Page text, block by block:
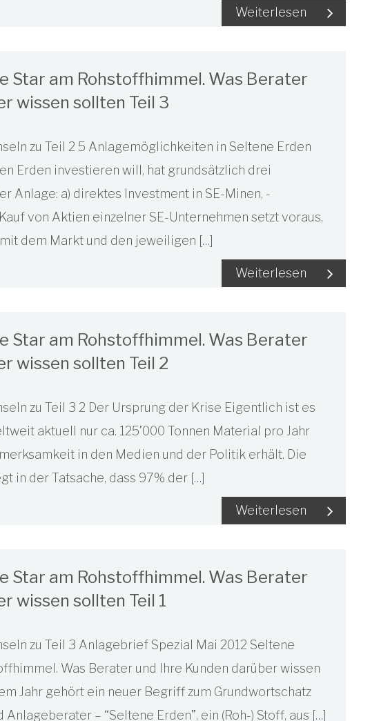
Weiterlesen
Star am Rohstoffhimmel. Was Berater
wissen sollten Teil 3
zu Teil 2 5 Anlagemöglichkeiten in Seltene Erden
Erden investieren will, hat grundsätzlich drei
Anlage: a) direktes Investment in SE-Minen, -
von Aktien einzelner SE-Unternehmen setzt voraus,
dem Markt und den jeweiligen […]
Weiterlesen
Star am Rohstoffhimmel. Was Berater
wissen sollten Teil 2
zu Teil 3 2 Der Ursprung der Krise Eigentlich ist es
aktuell nur ca. 125’000 Tonnen Material pro Jahr
in den Medien und der Politik erhält. Die
in der Tatsache, dass 97% der […]
Weiterlesen
Star am Rohstoffhimmel. Was Berater
wissen sollten Teil 1
zu Teil 3 Anlagebrief Spezial Mai 2012 Seltene
Was Berater und Ihre Kunden darüber wissen
Jahr gehört ein neuer Begriff zum Grundwortschatz
– “Seltene Erden”, ein (Roh-) Stoff, aus […]